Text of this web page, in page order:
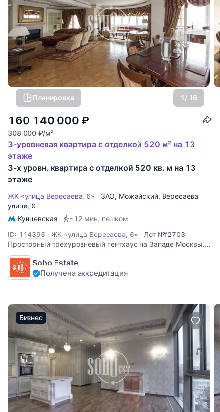
Планировка 1/ 16
160 140 000 ₽
308 000 ₽/м2
3-уровневая квартира с отделкой 520 м² на 13
этаже
3-х уровн. квартира с отделкой 520 кв. м на 13
этаже
ЖК «улица Вересаева, 6» ЗАО, Можайский, Вересаева
улица, 6
Кунцевская
~12 мин. пешком
ID: 114395 · ЖК «улица Вересаева, 6» · Лот №f2703
Просторный трехуровневый пентхаус на Западе Москвы.
Все необходимое для комфортной жизни большой,
гостеприимной семьи. На первом уровне гостиная с
камином, кухня, кабинет, хамам, хозяйственные
Soho Estate
Получена аккредитация
Бизнес